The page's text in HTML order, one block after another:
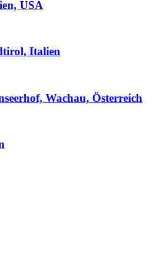
USA
Italien
Wachau, Österreich